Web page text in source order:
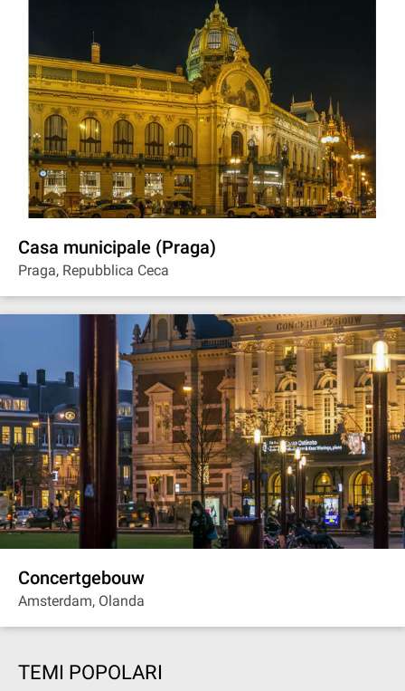
Casa municipale (Praga)
Praga, Repubblica Ceca
Concertgebouw
Amsterdam, Olanda
TEMI POPOLARI